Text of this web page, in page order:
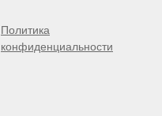
Политика
конфиденциальности